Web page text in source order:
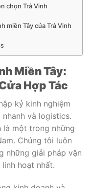
chọn Trà Vinh
miền Tây của Trà Vinh
Miền Tây:
Hợp Tác
kỷ kinh nghiệm
và logistics.
là một trong những
Chúng tôi luôn
những giải pháp vận
hoạt nhất.